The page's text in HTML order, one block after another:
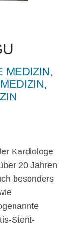
MEDIZIN,
Kardiologe
20 Jahren
besonders
Stent-